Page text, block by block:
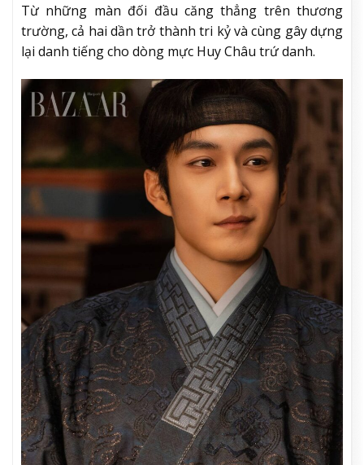
Từ những màn đối đầu căng thẳng trên thương
trường, cả hai dần trở thành tri kỷ và cùng gây dựng
lại danh tiếng cho dòng mực Huy Châu trứ danh.